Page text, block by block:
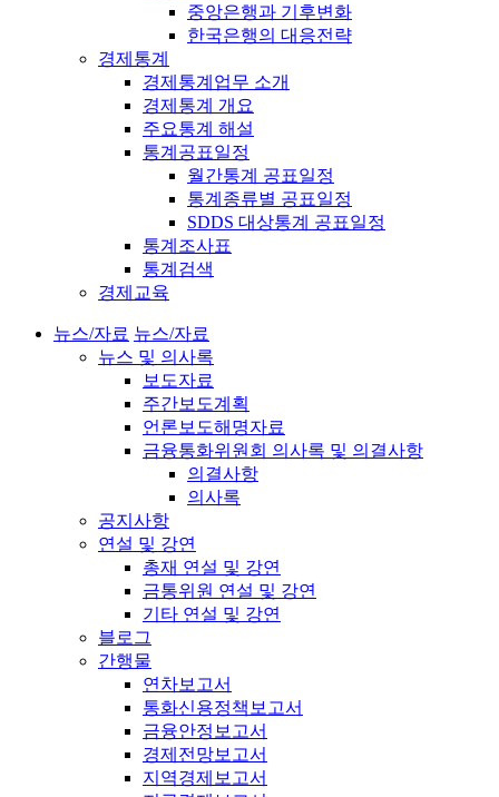
중앙은행과 기후변화
한국은행의 대응전략
경제통계
경제통계업무 소개
경제통계 개요
주요통계 해설
통계공표일정
월간통계 공표일정
통계종류별 공표일정
SDDS 대상통계 공표일정
통계조사표
통계검색
경제교육
뉴스/자료 뉴스/자료
뉴스 및 의사록
보도자료
주간보도계획
언론보도해명자료
금융통화위원회 의사록 및 의결사항
의결사항
의사록
공지사항
연설 및 강연
총재 연설 및 강연
금통위원 연설 및 강연
기타 연설 및 강연
블로그
간행물
연차보고서
통화신용정책보고서
금융안정보고서
경제전망보고서
지역경제보고서